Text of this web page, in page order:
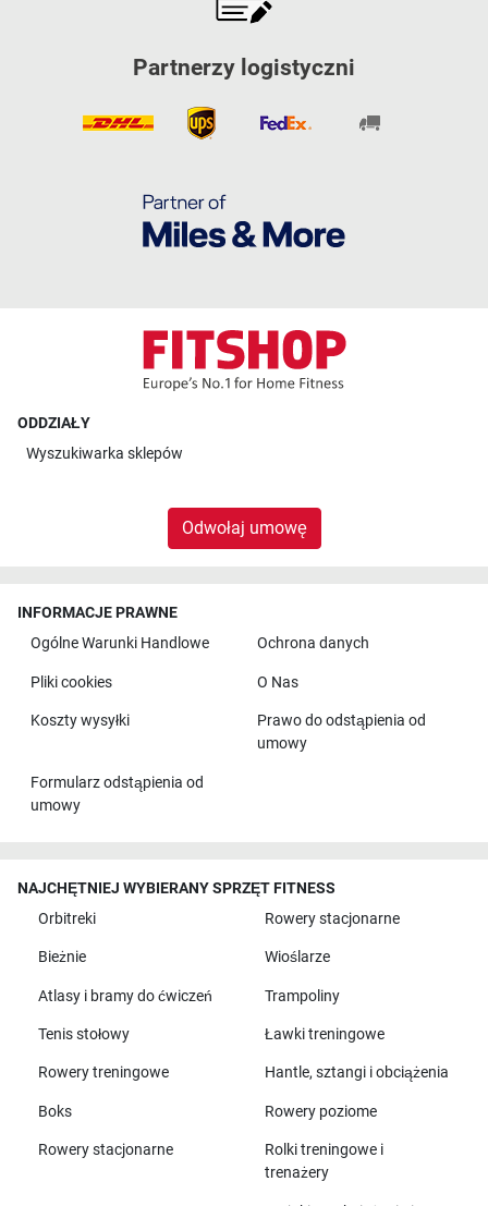
Partnerzy logistyczni
ODDZIAŁY
Wyszukiwarka sklepów
Odwołaj umowę
INFORMACJE PRAWNE
Ogólne Warunki Handlowe
Ochrona danych
Pliki cookies O Nas
Koszty wysyłki
Prawo do odstąpienia od
umowy
Formularz odstąpienia od
umowy
NAJCHĘTNIEJ WYBIERANY SPRZĘT FITNESS
Orbitreki
Rowery stacjonarne
Bieżnie Wioślarze
Atlasy i bramy do ćwiczeń Trampoliny
Tenis stołowy Ławki treningowe
Rowery treningowe Hantle, sztangi i obciążenia
Boks Rowery poziome
Rowery stacjonarne
Rolki treningowe i
trenażery